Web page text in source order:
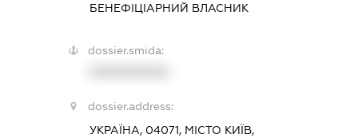
БЕНЕФІЦІАРНИЙ ВЛАСНИК
dossier.smida:
dossier.address:
УКРАЇНА, 04071, МІСТО КИЇВ,